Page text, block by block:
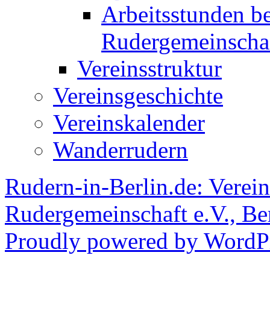
Arbeitsstunden
Vereinsstruktur
Vereinsgeschichte
Vereinskalender
Wanderrudern
Rudern-in-Berlin.de:
Rudergemeinschaft e.V.,
Proudly powered by